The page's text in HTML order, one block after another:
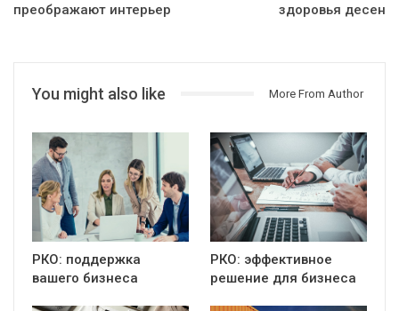
преображают интерьер
здоровья десен
You might also like More From Author
РКО: поддержка
вашего бизнеса
РКО: эффективное
решение для бизнеса